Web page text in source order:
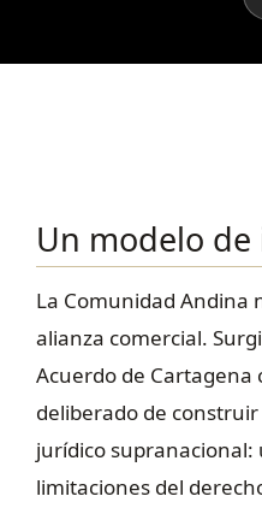
Un modelo
La Comunidad Andina
alianza comercial.
Acuerdo de Cartagena
deliberado de
jurídico supranacional:
limitaciones del